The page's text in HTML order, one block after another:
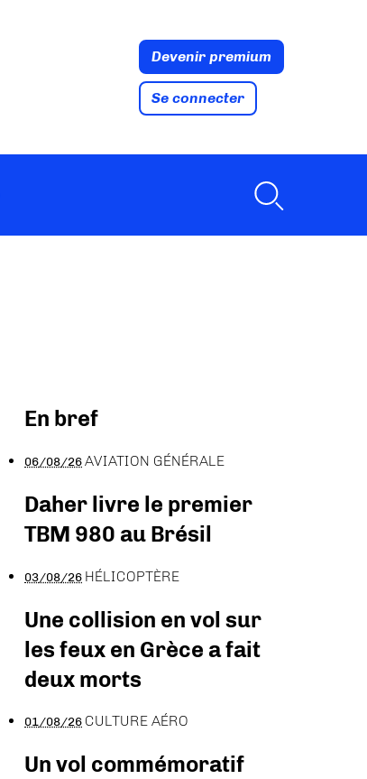
Devenir premium
Se connecter
En bref
06/08/26AVIATION GÉNÉRALE
Daher livre le premier
TBM 980 au Brésil
03/08/26 HÉLICOPTÈRE
Une collision en vol sur
les feux en Grèce a fait
deux morts
01/08/26 CULTURE AÉRO
Un vol commémoratif